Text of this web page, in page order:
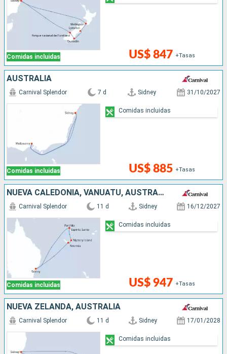
Comidas incluidas US$ 847 +Tasas
AUSTRALIA
Comidas incluidas
Carnival Splendor 7 d Sidney 31/10/2027
US$ 885 +Tasas
Comidas incluidas
NUEVA CALEDONIA, VANUATU, AUSTRALIA
Comidas incluidas
Carnival Splendor 11 d Sidney 16/12/2027
US$ 947 +Tasas
Comidas incluidas
NUEVA ZELANDA, AUSTRALIA
Carnival Splendor 11 d Sidney 17/01/2028
Comidas incluidas